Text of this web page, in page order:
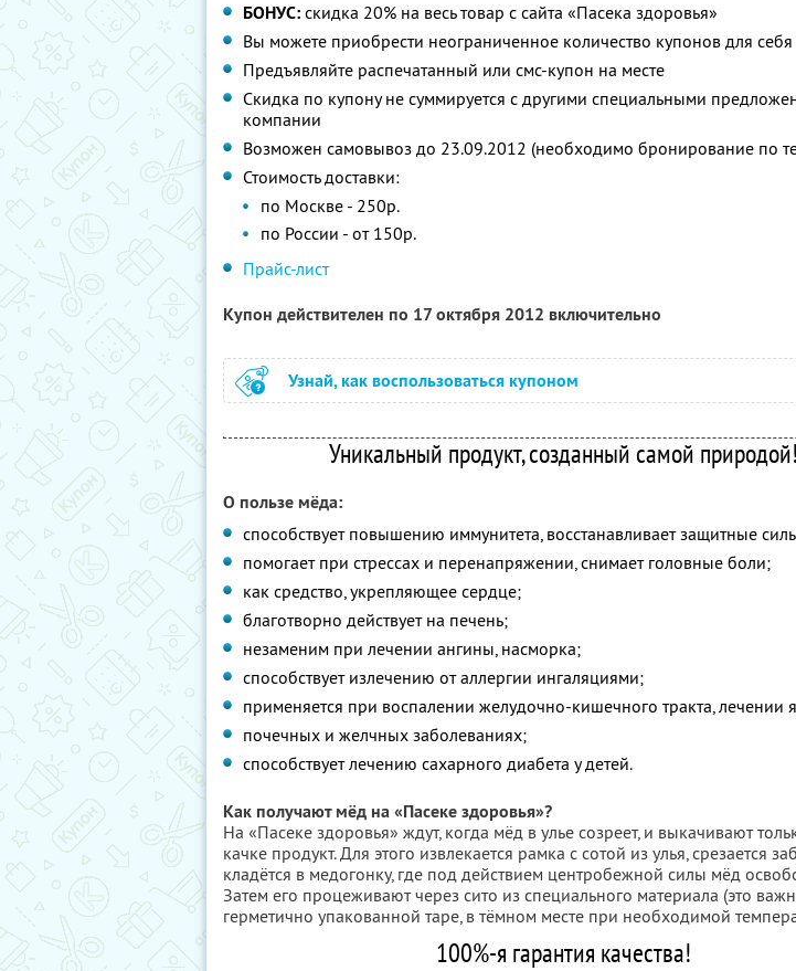
БОНУС: скидка 20% на весь товар с сайта «Пасека здоровья»
Вы можете приобрести неограниченное количество купонов для
Предъявляйте распечатанный или смс-купон на месте
Скидка по купону не суммируется с другими специальными
компании
Возможен самовывоз до 23.09.2012 (необходимо бронирование по
Стоимость доставки:
по Москве - 250р.
по России - от 150р.
Прайс-лист
Купон действителен по 17 октября 2012 включительно
Узнай, как воспользоваться купоном
Уникальный продукт, созданный самой природой!
О пользе мёда:
способствует повышению иммунитета, восстанавливает защитные
помогает при стрессах и перенапряжении, снимает головные боли;
как средство, укрепляющее сердце;
благотворно действует на печень;
незаменим при лечении ангины, насморка;
способствует излечению от аллергии ингаляциями;
применяется при воспалении желудочно-кишечного тракта, лечении
почечных и желчных заболеваниях;
способствует лечению сахарного диабета у детей.
Как получают мёд на «Пасеке здоровья»?
На «Пасеке здоровья» ждут, когда мёд в улье созреет, и выкачивают
качке продукт. Для этого извлекается рамка с сотой из улья, срезается
кладётся в медогонку, где под действием центробежной силы мёд
Затем его процеживают через сито из специального материала (это
герметично упакованной таре, в тёмном месте при необходимой
100%-я гарантия качества!